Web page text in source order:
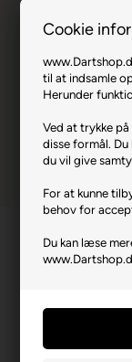
Cookie
til at indsamle
Herunder
Ved at trykke
disse formål.
du vil give
For at kunne
behov for
Du kan læse
Advarsler